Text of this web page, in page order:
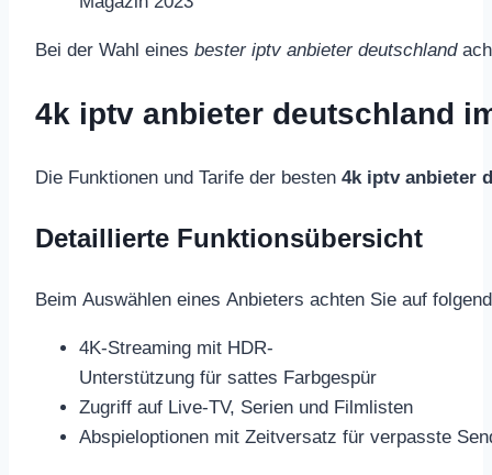
Bei der Wahl eines bester iptv anbieter deutschland
4k iptv anbieter deutschland
Die Funktionen und Tarife der besten 4k iptv anbieter
Detaillierte Funktionsübersicht
Beim Auswählen eines Anbieters achten Sie auf
4K-Streaming mit HDR-
Unterstützung für sattes Farbgespür
Zugriff auf Live-TV, Serien und Filmlisten
Abspieloptionen mit Zeitversatz für verpasste